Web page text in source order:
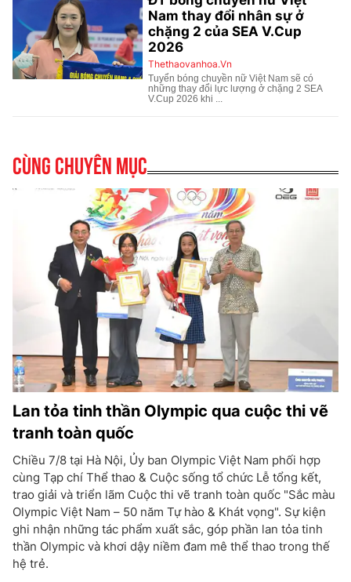
Cùng chuyên mục
Lan tỏa tinh thần Olympic qua cuộc thi vẽ
tranh toàn quốc
Chiều 7/8 tại Hà Nội, Ủy ban Olympic Việt Nam phối hợp
cùng Tạp chí Thể thao & Cuộc sống tổ chức Lễ tổng kết,
trao giải và triển lãm Cuộc thi vẽ tranh toàn quốc "Sắc màu
Olympic Việt Nam – 50 năm Tự hào & Khát vọng". Sự kiện
ghi nhận những tác phẩm xuất sắc, góp phần lan tỏa tinh
thần Olympic và khơi dậy niềm đam mê thể thao trong thế
hệ trẻ.